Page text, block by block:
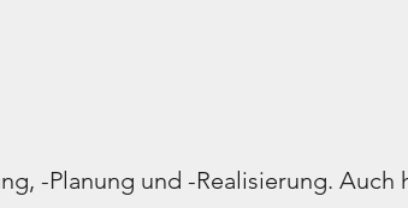
-Planung und -Realisierung. Auch